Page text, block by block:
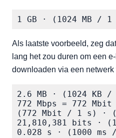
1 GB · (1024 MB /
Als laatste voorbeeld, zeg
lang het zou duren om een
downloaden via een netwerk
2.6 MB · (1024
772 Mbps = 772
(772 Mbit / 1 s) ·
21,810,381 bits ·
0.028 s · (1000 ms